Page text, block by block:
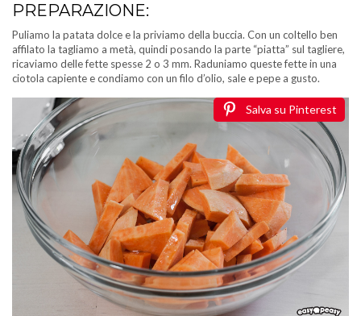
PREPARAZIONE:
Puliamo la patata dolce e la priviamo della buccia. Con un coltello ben
affilato la tagliamo a metà, quindi posando la parte “piatta” sul tagliere,
ricaviamo delle fette spesse 2 o 3 mm. Raduniamo queste fette in una
ciotola capiente e condiamo con un filo d’olio, sale e pepe a gusto.
Salva su Pinterest